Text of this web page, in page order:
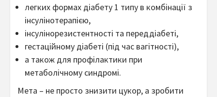
легких формах діабету 1 типу в комбінації з
інсулінотерапією,
інсулінорезистентності та переддіабеті,
гестаційному діабеті (під час вагітності),
а також для профілактики при
метаболічному синдромі.
Мета – не просто знизити цукор, а зробити